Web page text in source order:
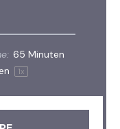
65 Minuten
1x